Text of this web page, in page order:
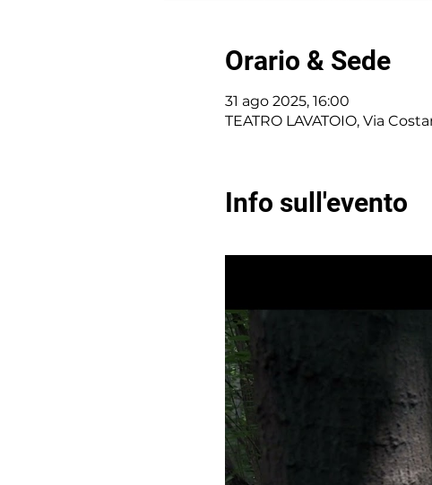
Orario & Sede
31 ago 2025, 16:00
TEATRO LAVATOIO, Via
Info sull'evento